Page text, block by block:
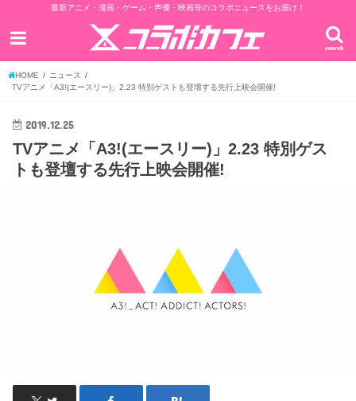
最新アニメ・漫画・ゲーム・声優・映画等のコラボニュースをお届け！
search
HOME
ニュース
TVアニメ「A3!(エースリー)」2.23 特別ゲストも登壇する先行上映会開催!
2019.12.25
TVアニメ「A3!(エースリー)」2.23 特別ゲス
トも登壇する先行上映会開催!